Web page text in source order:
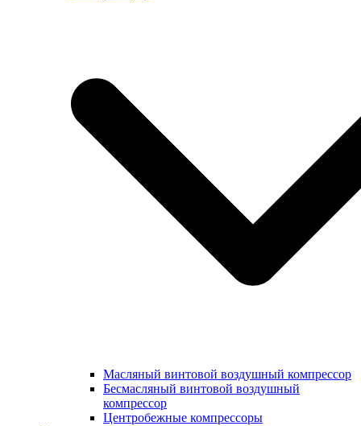
Масляный винтовой воздушный компрессор
Бесмасляный винтовой воздушный
компрессор
Центробежные компрессоры